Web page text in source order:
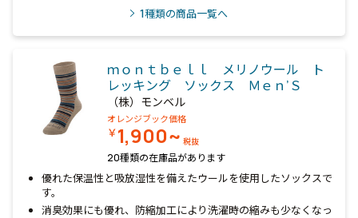
1種類の商品一覧へ
ｍｏｎｔｂｅｌｌ メリノウール ト
レッキング ソックス Ｍｅｎ’Ｓ
（株）モンベル
オレンジブック価格
￥1,900~ 税抜
20種類の在庫品があります
優れた保温性と吸放湿性を備えたウールを使用したソックスで
す。
消臭効果にも優れ、防縮加工により洗濯時の縮みも少なくなっ